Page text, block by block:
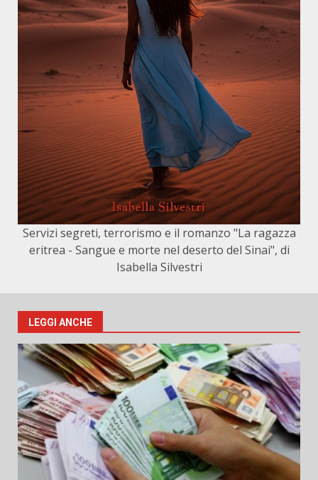
Servizi segreti, terrorismo e il romanzo "La ragazza
eritrea - Sangue e morte nel deserto del Sinai", di
Isabella Silvestri
LEGGI ANCHE